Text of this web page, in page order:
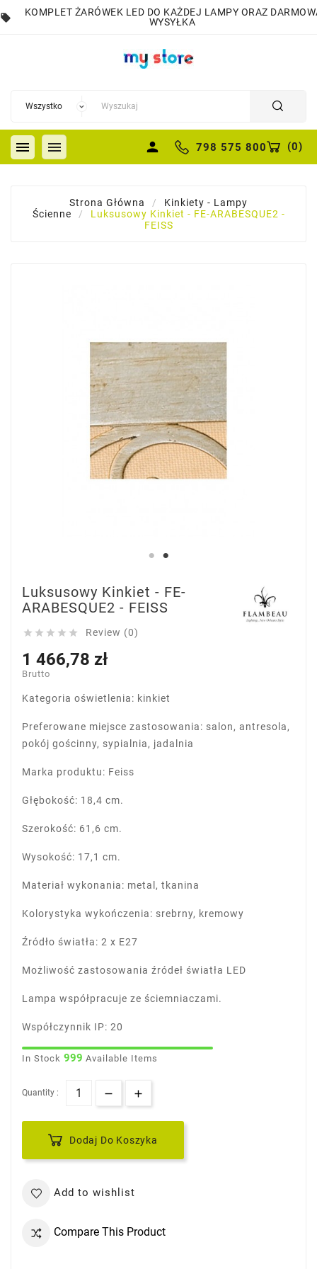
local_offer
KOMPLET ŻARÓWEK LED DO KAŻDEJ LAMPY ORAZ
WYSYŁKA
  person 798 575 800 (0)
Strona Główna
Kinkiety - Lampy
Ścienne
Luksusowy Kinkiet - FE-ARABESQUE2 -
FEISS
Luksusowy Kinkiet - FE-
ARABESQUE2 - FEISS
     Review (0)
1 466,78 zł
Brutto
Kategoria oświetlenia: kinkiet
Preferowane miejsce zastosowania: salon, antresola,
pokój gościnny, sypialnia, jadalnia
Marka produktu: Feiss
Głębokość: 18,4 cm.
Szerokość: 61,6 cm.
Wysokość: 17,1 cm.
Materiał wykonania: metal, tkanina
Kolorystyka wykończenia: srebrny, kremowy
Źródło światła: 2 x E27
Możliwość zastosowania źródeł światła LED
Lampa współpracuje ze ściemniaczami.
Współczynnik IP: 20
In Stock 999 Available Items
Quantity :
Dodaj Do Koszyka
Add to wishlist
Compare This Product